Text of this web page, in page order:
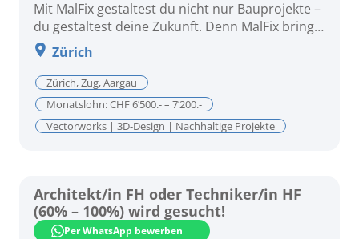
Mit MalFix gestaltest du nicht nur Bauprojekte –
du gestaltest deine Zukunft. Denn MalFix bringt
dich weiter.
Zürich
Zürich, Zug, Aargau
Monatslohn: CHF 6’500.- – 7’200.-
Vectorworks | 3D-Design | Nachhaltige Projekte
Architekt/in FH oder Techniker/in HF
(60% – 100%) wird gesucht!
Per WhatsApp bewerben